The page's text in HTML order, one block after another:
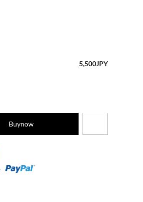
5,500JPY
Buynow